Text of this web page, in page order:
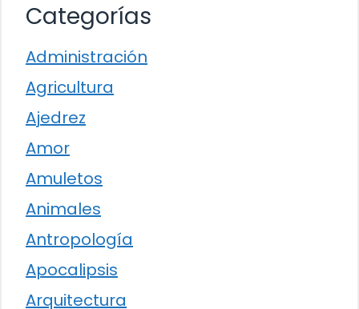
Categorías
Administración
Agricultura
Ajedrez
Amor
Amuletos
Animales
Antropología
Apocalipsis
Arquitectura